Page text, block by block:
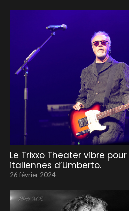
Le Trixxo Theater vibre
italiennes d’Umberto.
26 février 2024